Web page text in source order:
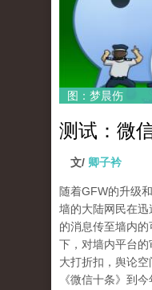
图：梦晨伤
测试：微
文/ 卿子衿
随着GFW的升级
墙的大陆网民在
的消息传至墙内
下，对墙内平台
大打折扣，舆论
《微信十条》到